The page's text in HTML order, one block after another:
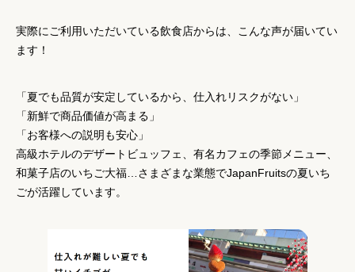
実際にご利用いただいている飲食店からは、こんな声が届いてい
ます！
「夏でも品質が安定しているから、仕入れリスクがない」
「新鮮で商品価値が高まる」
「お客様への説明も安心」
高級ホテルのデザートビュッフェ、有名カフェの季節メニュー、
和菓子店のいちご大福…さまざまな業態でJapanFruitsの夏いち
ごが活躍しています。